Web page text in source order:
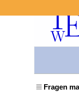
Fragen